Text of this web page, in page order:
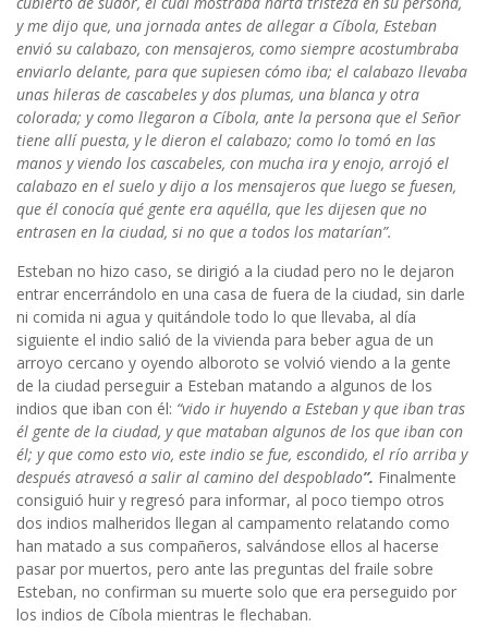
y me dijo que, una jornada antes de allegar a Cíbola, Esteban
envió su calabazo, con mensa­jeros, como siempre acostumbraba
enviarlo delante, para que su­piesen cómo iba; el calabazo llevaba
unas hileras de cascabeles y dos plumas, una blanca y otra
colorada; y como llegaron a Cíbola, ante la persona que el Señor
tiene allí puesta, y le dieron el cala­bazo; como lo tomó en las
manos y viendo los cascabeles, con mucha ira y enojo, arrojó el
calabazo en el suelo y dijo a los men­sajeros que luego se fuesen,
que él conocía qué gente era aquélla, que les dijesen que no
entrasen en la ciudad, si no que a todos los matarían”.
Esteban no hizo caso, se dirigió a la ciudad pero no le dejaron
entrar encerrándolo en una casa de fuera de la ciudad, sin darle
ni comida ni agua y quitándole todo lo que llevaba, al día
siguiente el indio salió de la vivienda para beber agua de un
arroyo cercano y oyendo alboroto se volvió viendo a la gente
de la ciudad perseguir a Esteban matando a algunos de los
indios que iban con él: “vido ir huyendo a Esteban y que iban tras
él gente de la ciudad, y que mataban algunos de los que iban con
él; y que como esto vio, este indio se fue, escondido, el río arriba y
después atravesó a salir al camino del despoblado”. Finalmente
consiguió huir y regresó para informar, al poco tiempo otros
dos indios malheridos llegan al campamento relatando como
han matado a sus compañeros, salvándose ellos al hacerse
pasar por muertos, pero ante las preguntas del fraile sobre
Esteban, no confirman su muerte solo que era perseguido por
los indios de Cíbola mientras le flechaban.